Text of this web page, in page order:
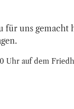
für uns gemacht
Uhr auf dem